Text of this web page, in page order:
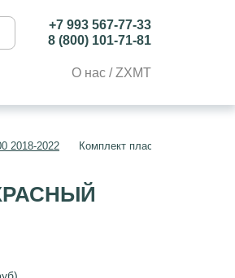
+7 993 567-77-33
8 (800) 101-71-81
О нас / ZXMT
2018-2022 Комплект пластика Kawasaki